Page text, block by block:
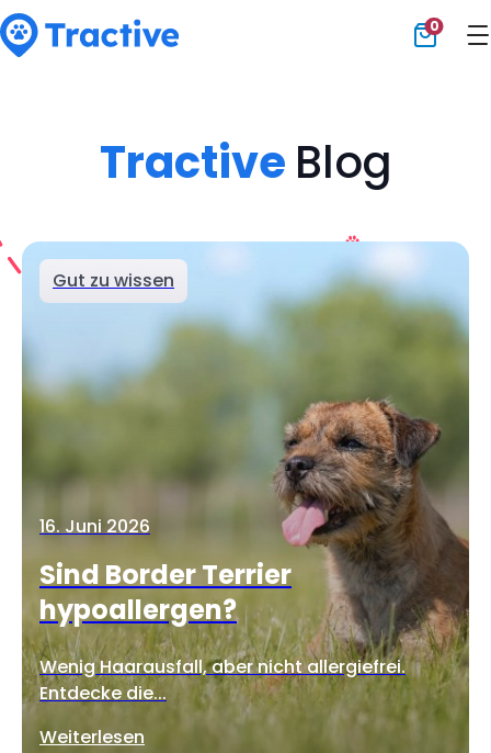
0
Tractive Blog
Gut zu wissen
16. Juni 2026
Sind Border Terrier
hypoallergen?
Wenig Haarausfall, aber nicht allergiefrei.
Entdecke die...
Weiterlesen